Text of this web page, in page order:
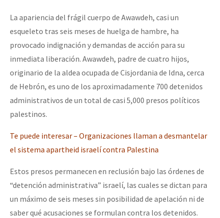
La apariencia del frágil cuerpo de Awawdeh, casi un
esqueleto tras seis meses de huelga de hambre, ha
provocado indignación y demandas de acción para su
inmediata liberación. Awawdeh, padre de cuatro hijos,
originario de la aldea ocupada de Cisjordania de Idna, cerca
de Hebrón, es uno de los aproximadamente 700 detenidos
administrativos de un total de casi 5,000 presos políticos
palestinos.
Te puede interesar – Organizaciones llaman a desmantelar
el sistema apartheid israelí contra Palestina
Estos presos permanecen en reclusión bajo las órdenes de
“detención administrativa” israelí, las cuales se dictan para
un máximo de seis meses sin posibilidad de apelación ni de
saber qué acusaciones se formulan contra los detenidos.